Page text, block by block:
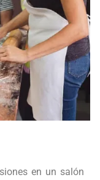
en un salón